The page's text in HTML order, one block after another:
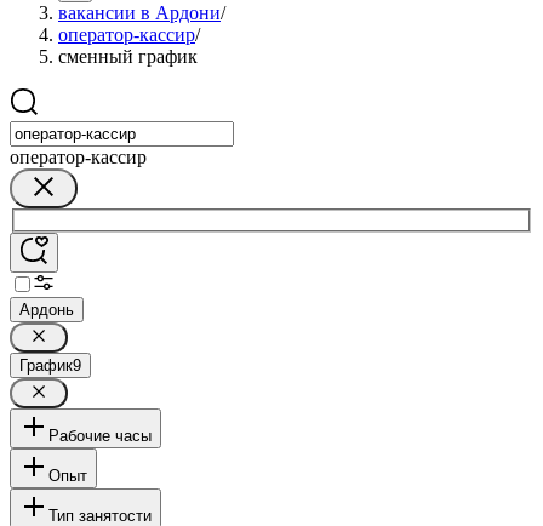
вакансии в Ардони/
оператор-кассир/
сменный график
оператор-кассир
Ардонь
График9
Рабочие часы
Опыт
Тип занятости